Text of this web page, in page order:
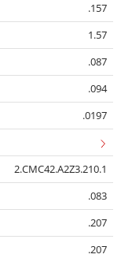
.157
1.57
.087
.094
.0197
2.CMC42.A2Z3.210.1
.083
.207
.207